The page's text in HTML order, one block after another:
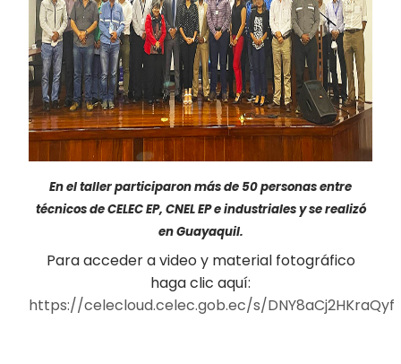
En el taller participaron más de 50 personas entre
técnicos de CELEC EP, CNEL EP e industriales y se realizó
en Guayaquil.
Para acceder a video y material fotográfico
haga clic aquí:
https://celecloud.celec.gob.ec/s/DNY8aCj2HKraQyf